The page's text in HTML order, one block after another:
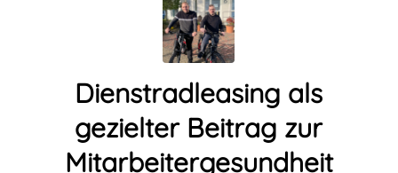
Dienstradleasing als
gezielter Beitrag zur
Mitarbeitergesundheit